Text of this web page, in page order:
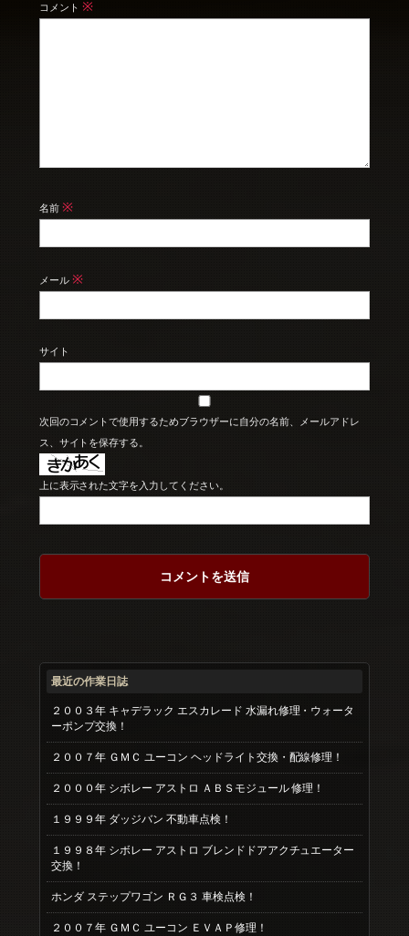
コメント ※
名前 ※
メール ※
サイト
次回のコメントで使用するためブラウザーに自分の名前、メールアドレ
ス、サイトを保存する。
上に表示された文字を入力してください。
最近の作業日誌
２００３年 キャデラック エスカレード 水漏れ修理・ウォータ
ーポンプ交換！
２００７年 ＧＭＣ ユーコン ヘッドライト交換・配線修理！
２０００年 シボレー アストロ ＡＢＳモジュール 修理！
１９９９年 ダッジバン 不動車点検！
１９９８年 シボレー アストロ ブレンドドアアクチュエーター
交換！
ホンダ ステップワゴン ＲＧ３ 車検点検！
２００７年 ＧＭＣ ユーコン ＥＶＡＰ修理！